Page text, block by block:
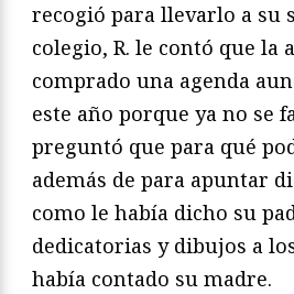
recogió para llevarlo a su
colegio, R. le contó que la
comprado una agenda
este año porque ya no se
preguntó que para qué
además de para apuntar
como le había dicho su
dedicatorias y dibujos a
había contado su madre.